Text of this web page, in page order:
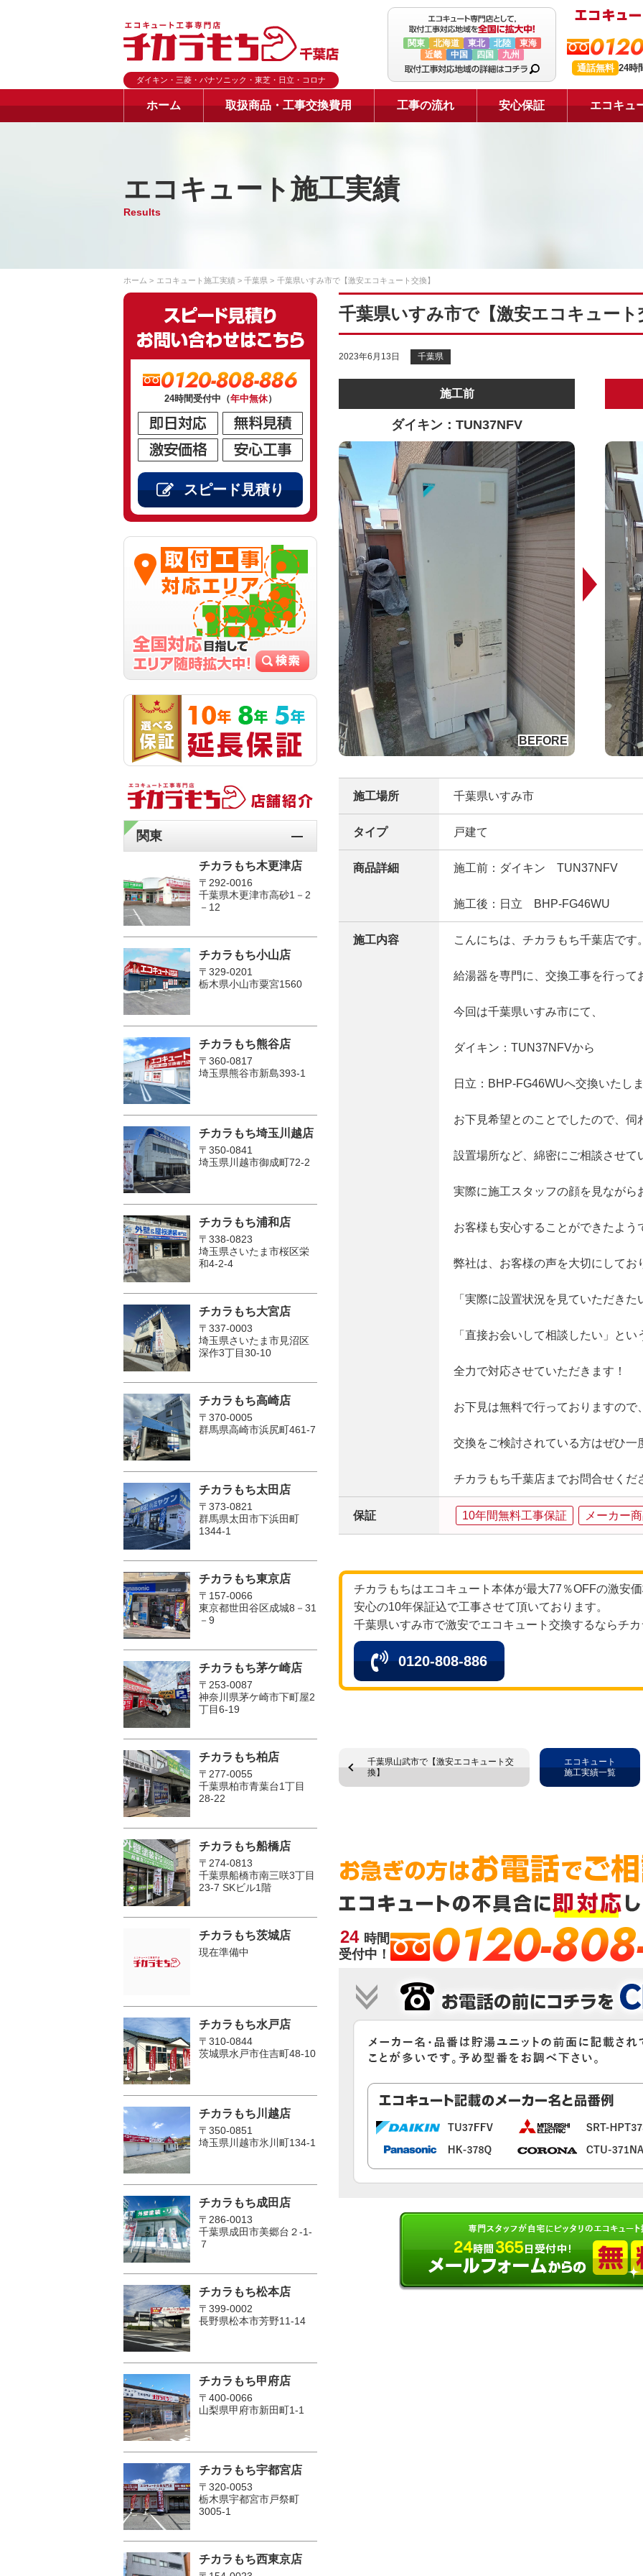
ダイキン・三菱・パナソニック・東芝・日立・コロナ
関東 北海道 東北 北陸
東海
近畿
中国 四国 九州
通話無料 24時
ホーム 取扱商品・工事交換費用 工事の流れ 安心保証 エコキュ
エコキュート施工実績
Results
ホーム エコキュート施工実績 千葉県 千葉県いすみ市で【激安エコキュート交換】
千葉県いすみ市で【激安エコキュート
2023年6月13日 千葉県
施工前
ダイキン：TUN37NFV
施工場所 千葉県いすみ市
タイプ 戸建て
商品詳細 施工前：ダイキン TUN37NFV
施工後：日立 BHP-FG46WU
施工内容 こんにちは、チカラもち千葉店です
給湯器を専門に、交換工事を行って
今回は千葉県いすみ市にて、
ダイキン：TUN37NFVから
日立：BHP-FG46WUへ交換いたし
お下見希望とのことでしたので、伺
設置場所など、綿密にご相談させて
実際に施工スタッフの顔を見ながら
お客様も安心することができたよう
弊社は、お客様の声を大切にしてお
「実際に設置状況を見ていただきた
「直接お会いして相談したい」とい
全力で対応させていただきます！
お下見は無料で行っておりますので
交換をご検討されている方はぜひ一
チカラもち千葉店までお問合せくだ
保証 10年間無料工事保証 メーカー
チカラもちはエコキュート本体が最大77％OFFの激安
安心の10年保証込で工事させて頂いております。
千葉県いすみ市で激安でエコキュート交換するならチ
0120-808-886
千葉県山武市で【激安エコキュート交
換】
エコキュート
施工実績一覧
24 時間
受付中！
0120-
0120-808-886
24時間受付中（年中無休）
スピード見積り
関東
チカラもち木更津店
〒292-0016
千葉県木更津市高砂1－2
－12
チカラもち小山店
〒329-0201
栃木県小山市粟宮1560
チカラもち熊谷店
〒360-0817
埼玉県熊谷市新島393-1
チカラもち埼玉川越店
〒350-0841
埼玉県川越市御成町72-2
チカラもち浦和店
〒338-0823
埼玉県さいたま市桜区栄
和4-2-4
チカラもち大宮店
〒337-0003
埼玉県さいたま市見沼区
深作3丁目30-10
チカラもち高崎店
〒370-0005
群馬県高崎市浜尻町461-7
チカラもち太田店
〒373-0821
群馬県太田市下浜田町
1344-1
チカラもち東京店
〒157-0066
東京都世田谷区成城8－31
－9
チカラもち茅ケ崎店
〒253-0087
神奈川県茅ケ崎市下町屋2
丁目6-19
チカラもち柏店
〒277-0055
千葉県柏市青葉台1丁目
28-22
チカラもち船橋店
〒274-0813
千葉県船橋市南三咲3丁目
23-7 SKビル1階
チカラもち茨城店
現在準備中
チカラもち水戸店
〒310-0844
茨城県水戸市住吉町48-10
チカラもち川越店
〒350-0851
埼玉県川越市氷川町134-1
チカラもち成田店
〒286-0013
千葉県成田市美郷台２‐1‐
７
チカラもち松本店
〒399-0002
長野県松本市芳野11-14
チカラもち甲府店
〒400-0066
山梨県甲府市新田町1-1
チカラもち宇都宮店
〒320-0053
栃木県宇都宮市戸祭町
3005-1
チカラもち西東京店